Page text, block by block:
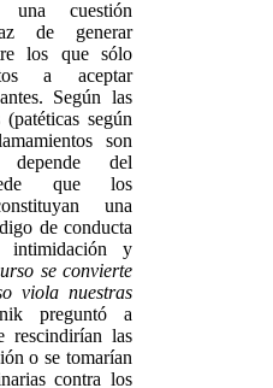
una cuestión
de generar
los que sólo
a aceptar
Según las
(patéticas según
son
del
que los
una
de conducta
intimidación y
se convierte
viola nuestras
preguntó a
rescindirían las
o se tomarían
contra los